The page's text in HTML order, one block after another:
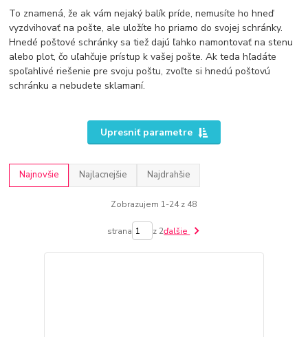
To znamená, že ak vám nejaký balík príde, nemusíte ho hneď
vyzdvihovať na pošte, ale uložíte ho priamo do svojej schránky.
Hnedé poštové schránky sa tiež dajú ľahko namontovať na stenu
alebo plot, čo uľahčuje prístup k vašej pošte. Ak teda hľadáte
spoľahlivé riešenie pre svoju poštu, zvoľte si hnedú poštovú
schránku a nebudete sklamaní.
Upresniť parametre
Najnovšie Najlacnejšie Najdrahšie
Zobrazujem 1-24 z 48
strana z 2ďalšie